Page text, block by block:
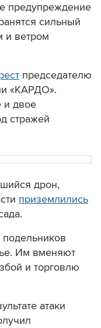
предупреждение
сильный
и ветром
председателю
«КАРДО».
и двое
стражей
дрон,
приземлились
Им вменяют
и торговлю
атаки